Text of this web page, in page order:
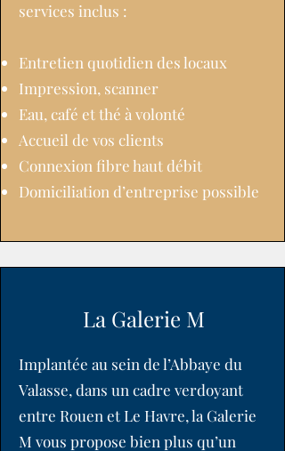
services inclus :
Entretien quotidien des locaux
Impression, scanner
Eau, café et thé à volonté
Accueil de vos clients
Connexion fibre haut débit
Domiciliation d’entreprise possible
La Galerie M
Implantée au sein de l’Abbaye du
Valasse, dans un cadre verdoyant
entre Rouen et Le Havre, la Galerie
M vous propose bien plus qu’un